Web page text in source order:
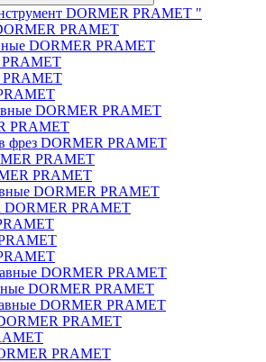
DORMER PRAMET "
PRAMET
DORMER PRAMET
PRAMET
DORMER PRAMET
PRAMET
фрез DORMER PRAMET
PRAMET
PRAMET
DORMER PRAMET
DORMER PRAMET
DORMER PRAMET
DORMER PRAMET
DORMER PRAMET
PRAMET
PRAMET